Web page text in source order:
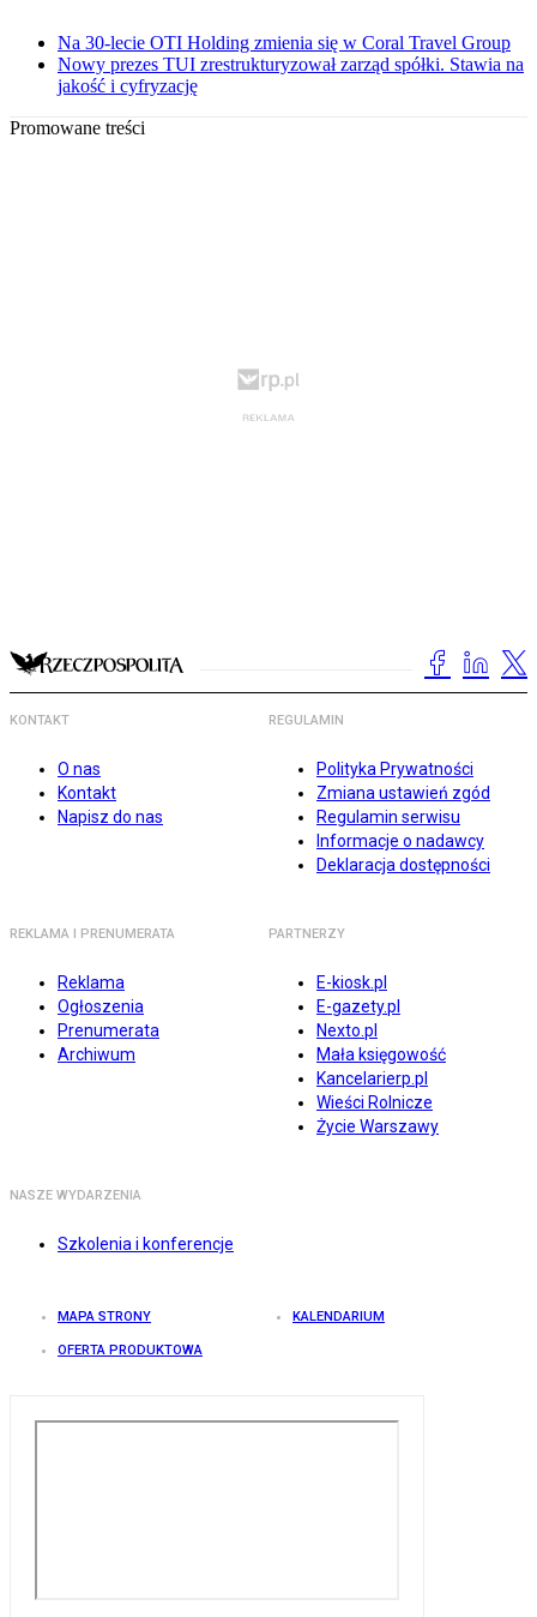
Na 30-lecie OTI Holding zmienia się w Coral Travel Group
Nowy prezes TUI zrestrukturyzował zarząd spółki. Stawia na
jakość i cyfryzację
Promowane treści
KONTAKT
O nas
Kontakt
Napisz do nas
REGULAMIN
Polityka Prywatności
Zmiana ustawień zgód
Regulamin serwisu
Informacje o nadawcy
Deklaracja dostępności
REKLAMA I PRENUMERATA
Reklama
Ogłoszenia
Prenumerata
Archiwum
PARTNERZY
E-kiosk.pl
E-gazety.pl
Nexto.pl
Mała księgowość
Kancelarierp.pl
Wieści Rolnicze
Życie Warszawy
NASZE WYDARZENIA
Szkolenia i konferencje
MAPA STRONY KALENDARIUM
OFERTA PRODUKTOWA